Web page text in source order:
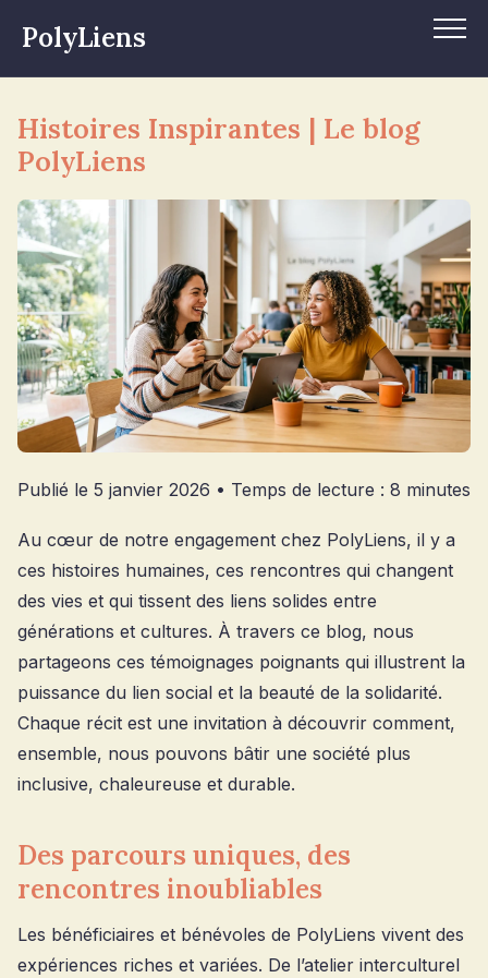
PolyLiens
Histoires Inspirantes | Le blog
PolyLiens
Publié le 5 janvier 2026 • Temps de lecture : 8 minutes
Au cœur de notre engagement chez PolyLiens, il y a
ces histoires humaines, ces rencontres qui changent
des vies et qui tissent des liens solides entre
générations et cultures. À travers ce blog, nous
partageons ces témoignages poignants qui illustrent la
puissance du lien social et la beauté de la solidarité.
Chaque récit est une invitation à découvrir comment,
ensemble, nous pouvons bâtir une société plus
inclusive, chaleureuse et durable.
Des parcours uniques, des
rencontres inoubliables
Les bénéficiaires et bénévoles de PolyLiens vivent des
expériences riches et variées. De l’atelier interculturel